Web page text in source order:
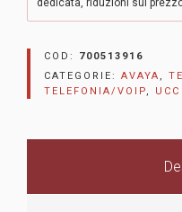
dedicata, riduzioni sul
COD: 700513916
CATEGORIE: AVAYA ,
TELEFONIA/VOIP, UCC